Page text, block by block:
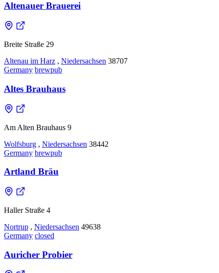
Altenauer Brauerei
Breite Straße 29
Altenau im Harz , Niedersachsen 38707
Germany brewpub
Altes Brauhaus
Am Alten Brauhaus 9
Wolfsburg , Niedersachsen 38442
Germany brewpub
Artland Bräu
Haller Straße 4
Nortrup , Niedersachsen 49638
Germany closed
Auricher Probier